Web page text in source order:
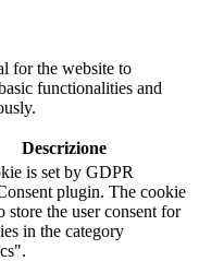
for the website to
functionalities and
Descrizione
is set by GDPR
plugin. The cookie
store the user consent for
in the category